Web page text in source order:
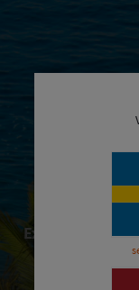
Exklusiva
och håll